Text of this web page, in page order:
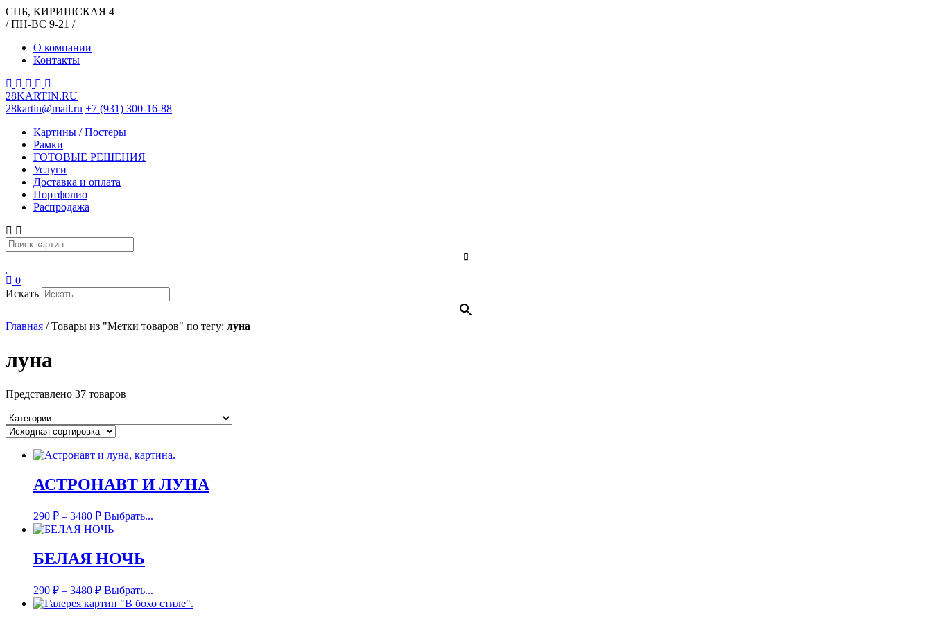
СПБ, КИРИШСКАЯ 4
/ ПН-ВС 9-21 /
О компании
Контакты
28KARTIN.RU
28kartin@mail.ru +7 (931) 300-16-88
Картины / Постеры
Рамки
ГОТОВЫЕ РЕШЕНИЯ
Услуги
Доставка и оплата
Портфолио
Распродажа
0
Искать
Главная /Товары из "Метки товаров" по тегу: луна
луна
Представлено 37 товаров
АСТРОНАВТ И ЛУНА
290 ₽ – 3480 ₽ Выбрать...
БЕЛАЯ НОЧЬ
290 ₽ – 3480 ₽ Выбрать...